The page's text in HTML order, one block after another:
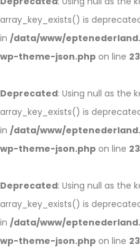
array_key_exists() is
in /data/www/
wp-theme-json.php on line
Deprecated: Using null as the
array_key_exists() is
in /data/www/
wp-theme-json.php on line
Deprecated: Using null as the
array_key_exists() is
in /data/www/
wp-theme-json.php on line